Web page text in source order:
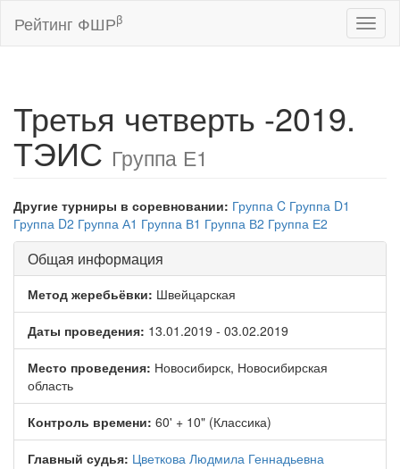
Рейтинг ФШРβ
Третья четверть -2019.
ТЭИС Группа Е1
Другие турниры в соревновании: Группа C Группа D1
Группа D2 Группа А1 Группа В1 Группа В2 Группа Е2
Общая информация
Метод жеребьёвки: Швейцарская
Даты проведения: 13.01.2019 - 03.02.2019
Место проведения: Новосибирск, Новосибирская
область
Контроль времени: 60' + 10" (Классика)
Главный судья: Цветкова Людмила Геннадьевна